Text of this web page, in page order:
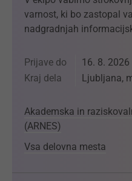
varnost, ki bo zastopal
nadgradnjah
Prijave do 16. 8. 2026
Kraj dela Ljubljana,
Akademska in
(ARNES)
Vsa delovna mesta